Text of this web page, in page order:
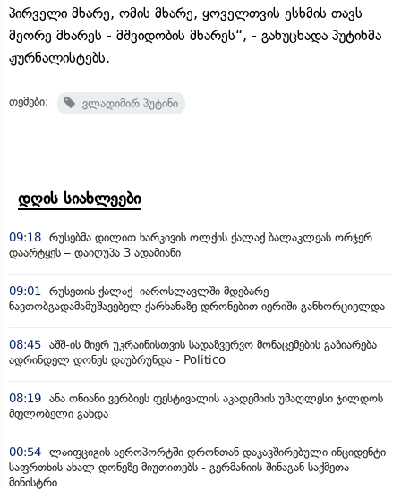
პირველი მხარე, ომის მხარე, ყოველთვის ესხმის თავს
მეორე მხარეს - მშვიდობის მხარეს“, - განუცხადა პუტინმა
ჟურნალისტებს.
თემები: ვლადიმირ პუტინი
დღის სიახლეები
09:18 რუსებმა დილით ხარკივის ოლქის ქალაქ ბალაკლეას ორჯერ
დაარტყეს – დაიღუპა 3 ადამიანი
09:01
რუსეთის ქალაქ იაროსლავლში მდებარე
ნავთობგადამამუშავებელ ქარხანაზე დრონებით იერიში განხორციელდა
08:45 აშშ-ის მიერ უკრაინისთვის სადაზვერვო მონაცემების გაზიარება
ადრინდელ დონეს დაუბრუნდა - Politico
08:19 ანა ონიანი ვერბიეს ფესტივალის აკადემიის უმაღლესი ჯილდოს
მფლობელი გახდა
00:54 ლაიფციგის აეროპორტში დრონთან დაკავშირებული ინციდენტი
საფრთხის ახალ დონეზე მიუთითებს - გერმანიის შინაგან საქმეთა
მინისტრი